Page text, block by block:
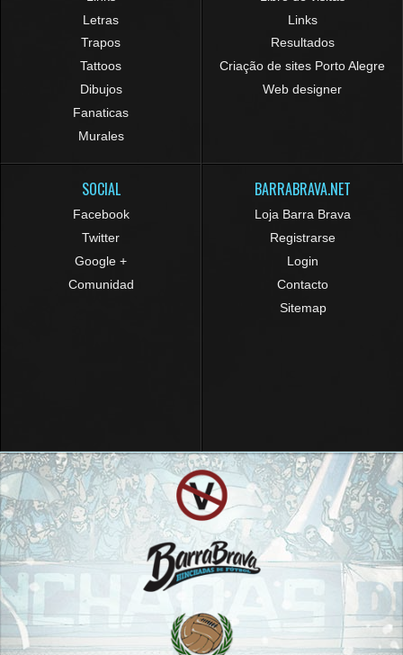
Letras
Trapos
Tattoos
Dibujos
Fanaticas
Murales
Links
Resultados
Criação de sites Porto Alegre
Web designer
SOCIAL
Facebook
Twitter
Google +
Comunidad
BARRABRAVA.NET
Loja Barra Brava
Registrarse
Login
Contacto
Sitemap